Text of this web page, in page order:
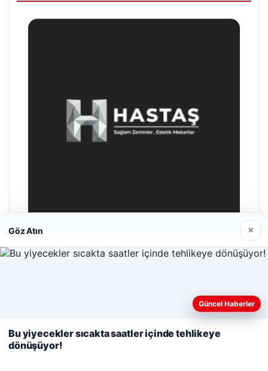
Hastaş Beton
Web sitemizi nasıl kullandığınızı daha iyi anlayabilmek,
kullanıyoruz.Çerez Politikamız
Reddet
Göz Atın ×
Güncel Haberler
Bu yiyecekler sıcakta saatler içinde tehlikeye
dönüşüyor!